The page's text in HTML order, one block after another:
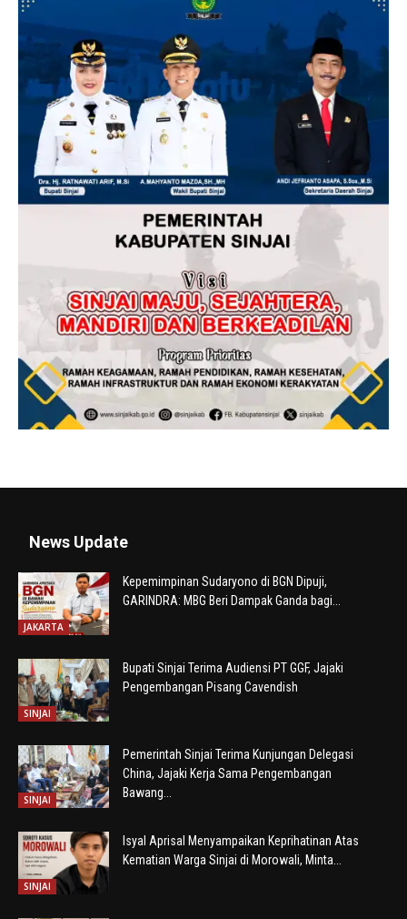
News Update
JAKARTA
Kepemimpinan Sudaryono di BGN Dipuji,
GARINDRA: MBG Beri Dampak Ganda bagi...
SINJAI
Bupati Sinjai Terima Audiensi PT GGF, Jajaki
Pengembangan Pisang Cavendish
SINJAI
Pemerintah Sinjai Terima Kunjungan Delegasi
China, Jajaki Kerja Sama Pengembangan
Bawang...
SINJAI
Isyal Aprisal Menyampaikan Keprihatinan Atas
Kematian Warga Sinjai di Morowali, Minta...